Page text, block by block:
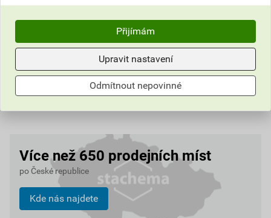
Více než 650 prodejních míst
po České republice
Kde nás najdete
Přijímám
Upravit nastavení
Odmítnout nepovinné